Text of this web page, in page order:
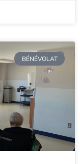
BÉNÉVOLAT